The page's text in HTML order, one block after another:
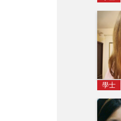
學士